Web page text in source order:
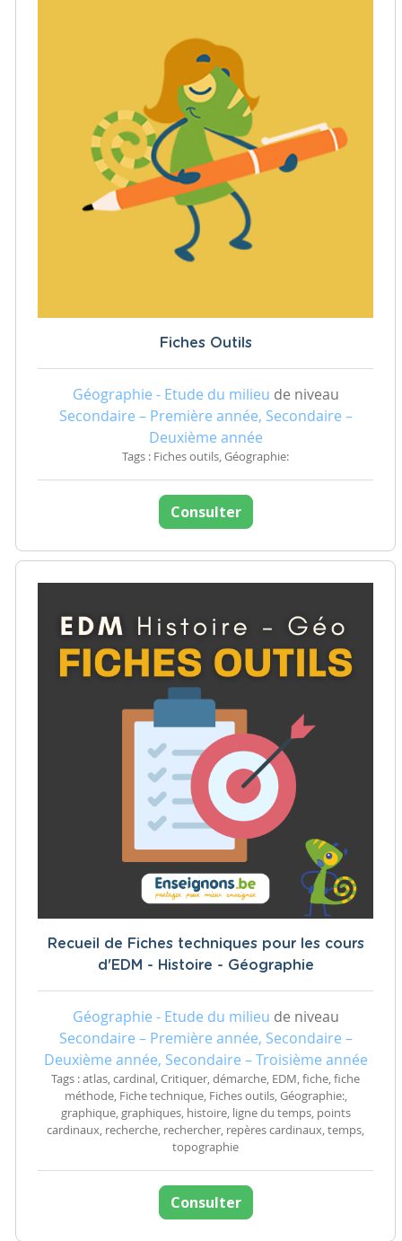
Fiches Outils
Géographie - Etude du milieu de niveau
Secondaire – Première année, Secondaire –
Deuxième année
Tags : Fiches outils, Géographie:
Consulter
Recueil de Fiches techniques pour les cours
d'EDM - Histoire - Géographie
Géographie - Etude du milieu de niveau
Secondaire – Première année, Secondaire –
Deuxième année, Secondaire – Troisième année
Tags : atlas, cardinal, Critiquer, démarche, EDM, fiche, fiche
méthode, Fiche technique, Fiches outils, Géographie:,
graphique, graphiques, histoire, ligne du temps, points
cardinaux, recherche, rechercher, repères cardinaux, temps,
topographie
Consulter